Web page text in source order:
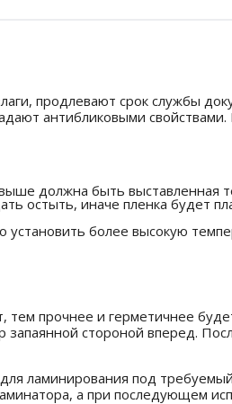
продлевают срок службы
антибликовыми
должна быть выставленная
остыть, иначе пленка будет
более высокую
тем прочнее и герметичнее
запаянной стороной вперед.
ламинирования под
а при последующем